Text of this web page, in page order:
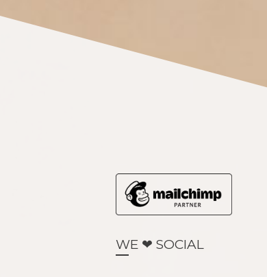
WE ❤ SOCIAL